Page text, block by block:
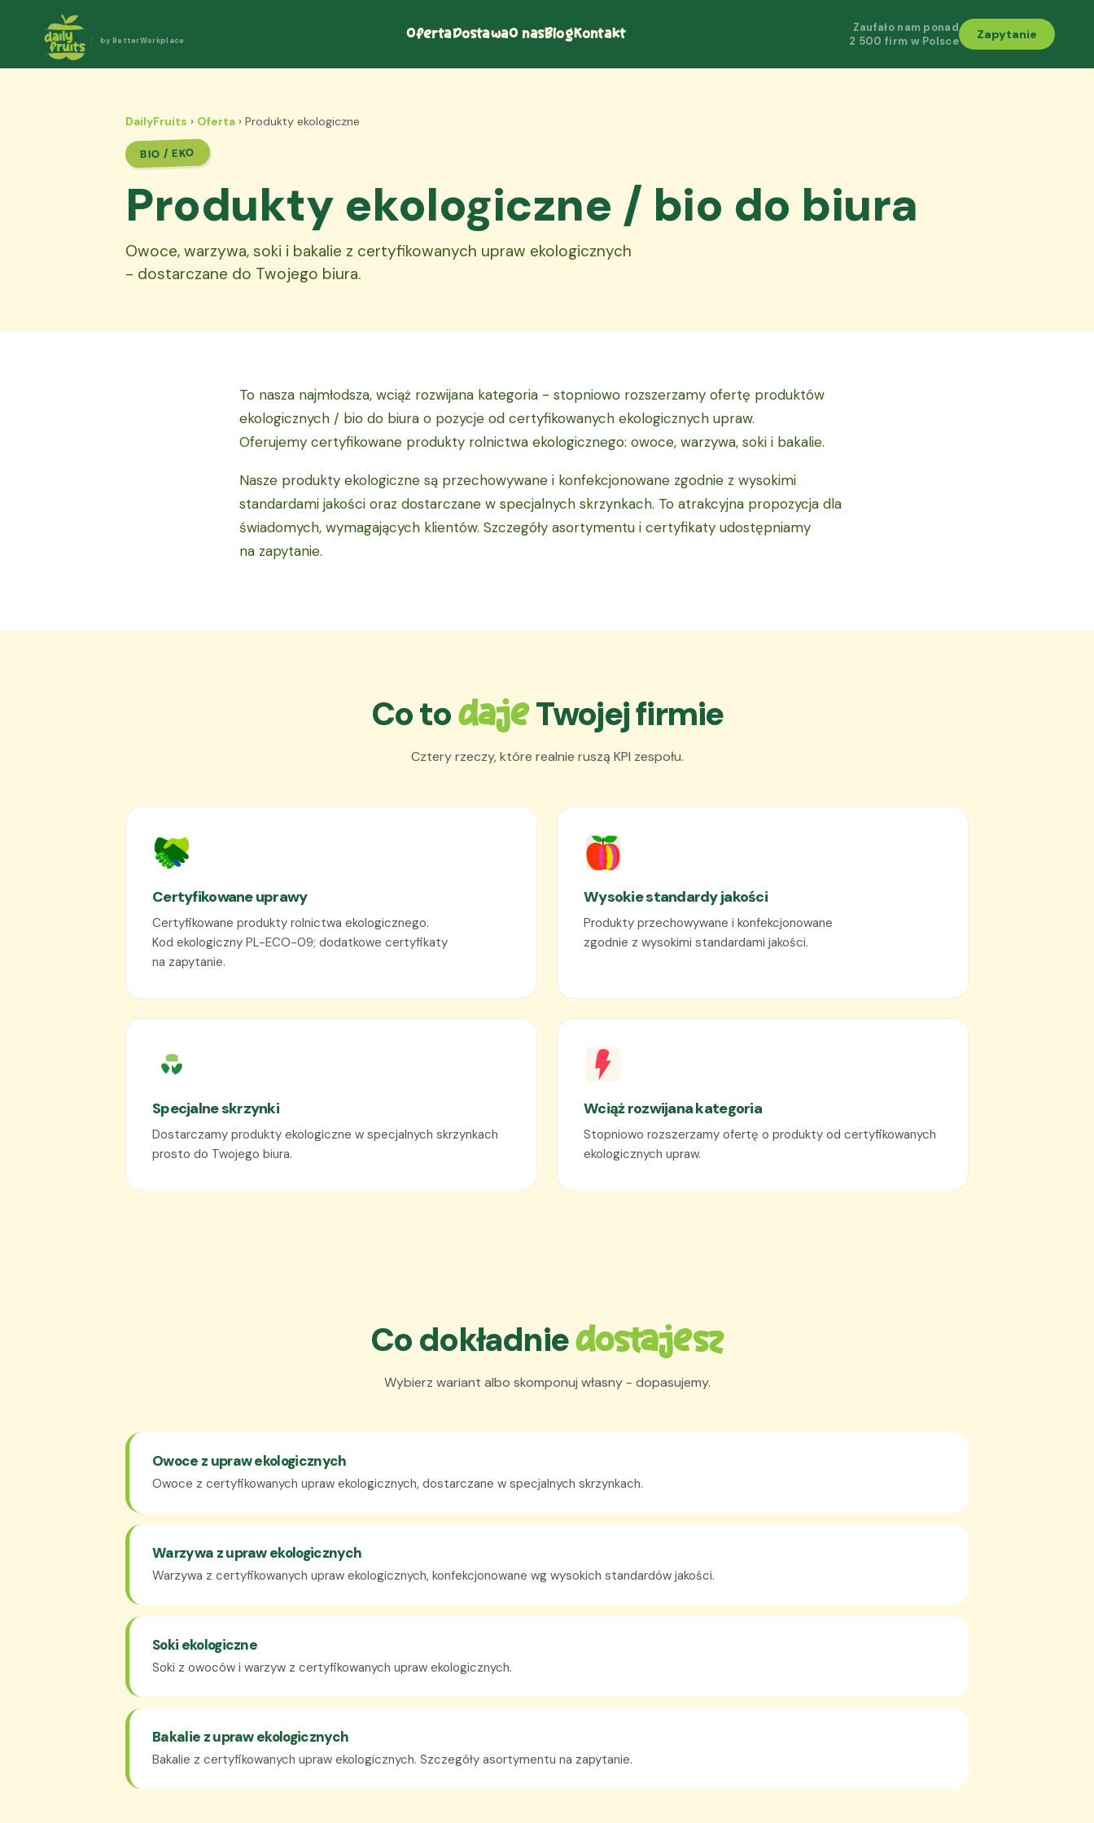
by BetterWorkplace OfertaDostawaO nasBlogKontakt
Zaufało nam ponad
2 500 firm w Polsce
Zapytanie
DailyFruits › Oferta › Produkty ekologiczne
BIO / EKO
Produkty ekologiczne / bio do biura
Owoce, warzywa, soki i bakalie z certyfikowanych upraw ekologicznych
- dostarczane do Twojego biura.
To nasza najmłodsza, wciąż rozwijana kategoria - stopniowo rozszerzamy ofertę produktów
ekologicznych / bio do biura o pozycje od certyfikowanych ekologicznych upraw.
Oferujemy certyfikowane produkty rolnictwa ekologicznego: owoce, warzywa, soki i bakalie.
Nasze produkty ekologiczne są przechowywane i konfekcjonowane zgodnie z wysokimi
standardami jakości oraz dostarczane w specjalnych skrzynkach. To atrakcyjna propozycja dla
świadomych, wymagających klientów. Szczegóły asortymentu i certyfikaty udostępniamy
na zapytanie.
Co to dajeTwojej firmie
Cztery rzeczy, które realnie ruszą KPI zespołu.
Certyfikowane uprawy
Certyfikowane produkty rolnictwa ekologicznego.
Kod ekologiczny PL-ECO-09; dodatkowe certyfikaty
na zapytanie.
Wysokie standardy jakości
Produkty przechowywane i konfekcjonowane
zgodnie z wysokimi standardami jakości.
Specjalne skrzynki
Dostarczamy produkty ekologiczne w specjalnych skrzynkach
prosto do Twojego biura.
Wciąż rozwijana kategoria
Stopniowo rozszerzamy ofertę o produkty od certyfikowanych
ekologicznych upraw.
Co dokładniedostajesz
Wybierz wariant albo skomponuj własny - dopasujemy.
Owoce z upraw ekologicznych
Owoce z certyfikowanych upraw ekologicznych, dostarczane w specjalnych skrzynkach.
Warzywa z upraw ekologicznych
Warzywa z certyfikowanych upraw ekologicznych, konfekcjonowane wg wysokich standardów jakości.
Soki ekologiczne
Soki z owoców i warzyw z certyfikowanych upraw ekologicznych.
Bakalie z upraw ekologicznych
Bakalie z certyfikowanych upraw ekologicznych. Szczegóły asortymentu na zapytanie.